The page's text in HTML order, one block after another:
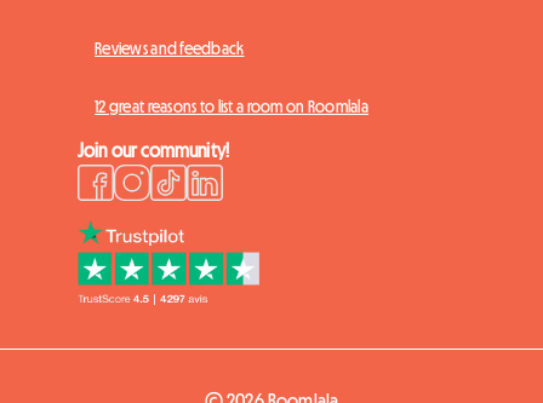
Reviews and feedback
12 great reasons to list a room on Roomlala
Join our community!